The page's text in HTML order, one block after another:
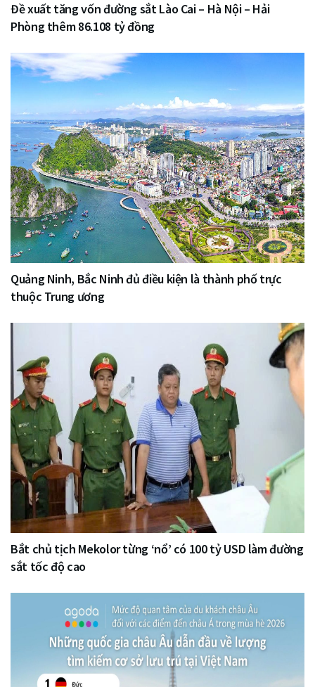
Đề xuất tăng vốn đường sắt Lào Cai – Hà Nội – Hải
Phòng thêm 86.108 tỷ đồng
Quảng Ninh, Bắc Ninh đủ điều kiện là thành phố trực
thuộc Trung ương
Bắt chủ tịch Mekolor từng ‘nổ’ có 100 tỷ USD làm đường
sắt tốc độ cao